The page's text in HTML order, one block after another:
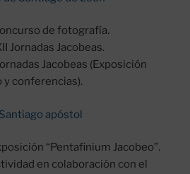
de fotografía.
Jornadas Jacobeas.
Jacobeas (Exposición
conferencias).
“Pentafinium Jacobeo”.
en colaboración con el